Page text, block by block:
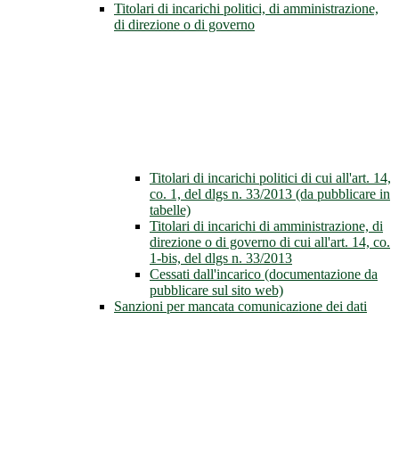
Titolari di incarichi politici, di amministrazione,
di direzione o di governo
Titolari di incarichi politici di cui all'art. 14,
co. 1, del dlgs n. 33/2013 (da pubblicare in
tabelle)
Titolari di incarichi di amministrazione, di
direzione o di governo di cui all'art. 14, co.
1-bis, del dlgs n. 33/2013
Cessati dall'incarico (documentazione da
pubblicare sul sito web)
Sanzioni per mancata comunicazione dei dati